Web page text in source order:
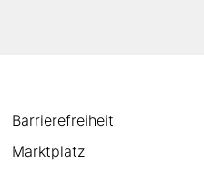
Barrierefreiheit
Marktplatz